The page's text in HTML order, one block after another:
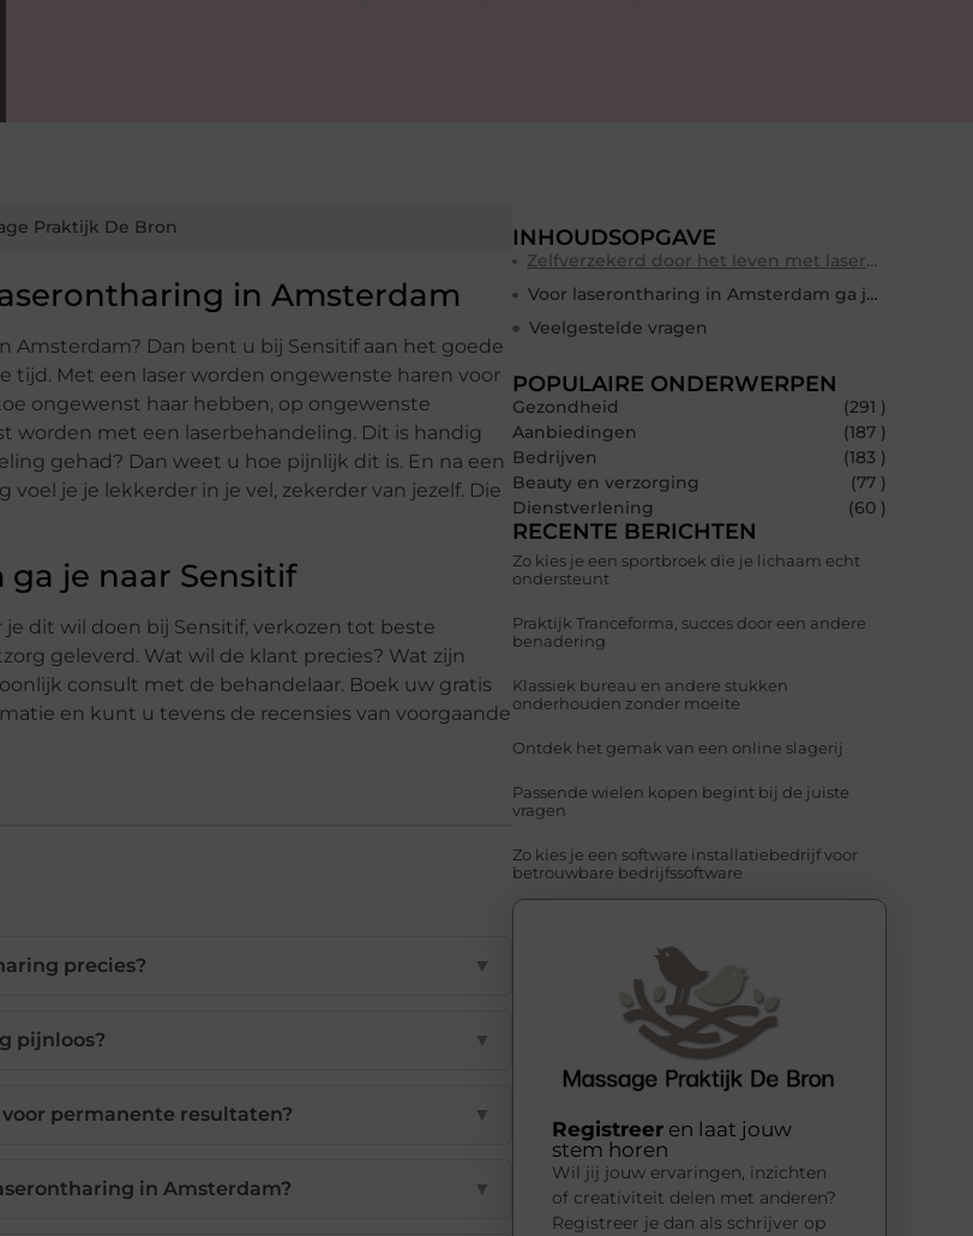
Praktijk De Bron
in Amsterdam
Amsterdam? Dan bent u bij Sensitif aan het goede
tijd. Met een laser worden ongewenste haren voor
ongewenst haar hebben, op ongewenste
worden met een laserbehandeling. Dit is handig
gehad? Dan weet u hoe pijnlijk dit is. En na een
je je lekkerder in je vel, zekerder van jezelf. Die
je naar Sensitif
je dit wil doen bij Sensitif, verkozen tot beste
geleverd. Wat wil de klant precies? Wat zijn
consult met de behandelaar. Boek uw gratis
en kunt u tevens de recensies van voorgaande
precies? ▼
pijnloos? ▼
permanente resultaten? ▼
in Amsterdam? ▼
INHOUDSOPGAVE
Zelfverzekerd door het leven met laserontharing in Amsterdam
Voor laserontharing in Amsterdam ga je naar Sensitif
Veelgestelde vragen
POPULAIRE ONDERWERPEN
Gezondheid
(291 )
Aanbiedingen
(187 )
Bedrijven
(183 )
Beauty en verzorging
(77 )
Dienstverlening
(60 )
RECENTE BERICHTEN
Zo kies je een sportbroek die je lichaam echt
ondersteunt
Praktijk Tranceforma, succes door een andere
benadering
Klassiek bureau en andere stukken
onderhouden zonder moeite
Ontdek het gemak van een online slagerij
Passende wielen kopen begint bij de juiste
vragen
Zo kies je een software installatiebedrijf voor
betrouwbare bedrijfssoftware
Registreer en laat jouw
stem horen
Wil jij jouw ervaringen, inzichten
of creativiteit delen met anderen?
Registreer je dan als schrijver op